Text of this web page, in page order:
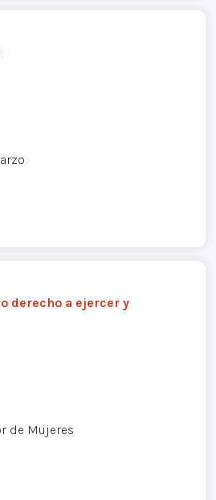
derecho a ejercer y
de Mujeres